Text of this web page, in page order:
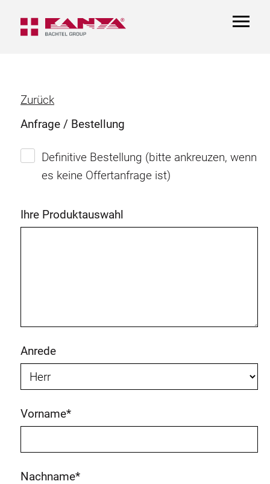
Zurück
Anfrage / Bestellung
Definitive Bestellung (bitte ankreuzen, wenn
es keine Offertanfrage ist)
Ihre Produktauswahl
Anrede
Vorname*
Nachname*